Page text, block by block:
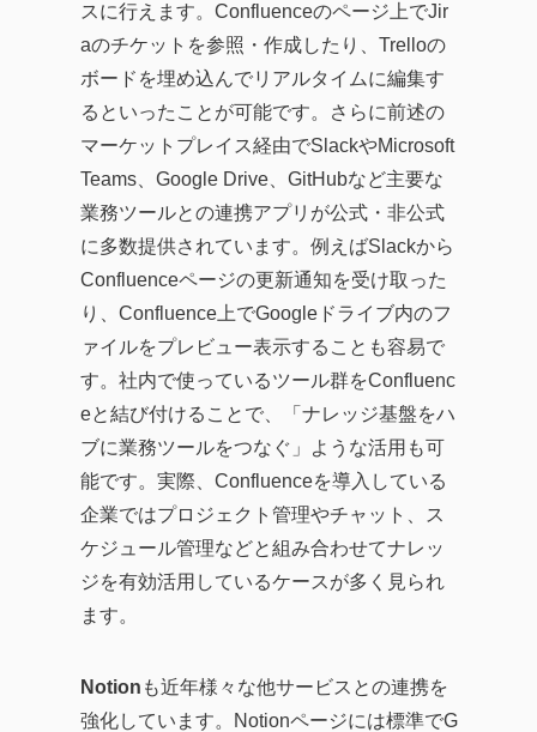
スに行えます。Confluenceのページ上でJir
aのチケットを参照・作成したり、Trelloの
ボードを埋め込んでリアルタイムに編集す
るといったことが可能です。さらに前述の
マーケットプレイス経由でSlackやMicrosoft
Teams、Google Drive、GitHubなど主要な
業務ツールとの連携アプリが公式・非公式
に多数提供されています。例えばSlackから
Confluenceページの更新通知を受け取った
り、Confluence上でGoogleドライブ内のフ
ァイルをプレビュー表示することも容易で
す。社内で使っているツール群をConfluenc
eと結び付けることで、「ナレッジ基盤をハ
ブに業務ツールをつなぐ」ような活用も可
能です。実際、Confluenceを導入している
企業ではプロジェクト管理やチャット、ス
ケジュール管理などと組み合わせてナレッ
ジを有効活用しているケースが多く見られ
ます。
Notion も近年様々な他サービスとの連携を
強化しています。Notionページには標準でG